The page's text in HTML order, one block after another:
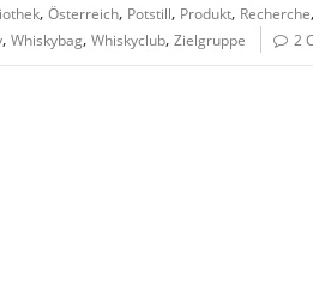
, Österreich, Potstill, Produkt, Recherche,
, Whiskybag, Whiskyclub, Zielgruppe 2